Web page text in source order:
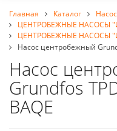
Главная Каталог
ЦЕНТРОБЕЖНЫЕ НАСОСЫ
ЦЕНТРОБЕЖНЫЕ НАСОСЫ
Насос центробежный
Насос
Grundfos
BAQE